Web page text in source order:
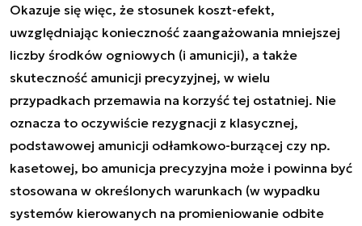
Okazuje się więc, że stosunek koszt-efekt,
uwzględniając konieczność zaangażowania mniejszej
liczby środków ogniowych (i amunicji), a także
skuteczność amunicji precyzyjnej, w wielu
przypadkach przemawia na korzyść tej ostatniej. Nie
oznacza to oczywiście rezygnacji z klasycznej,
podstawowej amunicji odłamkowo-burzącej czy np.
kasetowej, bo amunicja precyzyjna może i powinna być
stosowana w określonych warunkach (w wypadku
systemów kierowanych na promieniowanie odbite